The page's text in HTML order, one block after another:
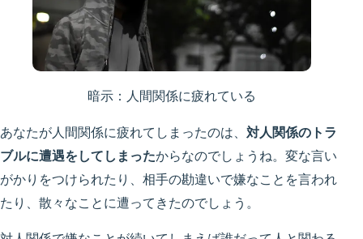
暗示：人間関係に疲れている
あなたが人間関係に疲れてしまったのは、 対人関係のトラ
ブルに遭遇をしてしまったからなのでしょうね。変な言い
がかりをつけられたり、相手の勘違いで嫌なことを言われ
たり、散々なことに遭ってきたのでしょう。